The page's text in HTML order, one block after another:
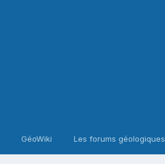
GéoWiki Les forums géologiques